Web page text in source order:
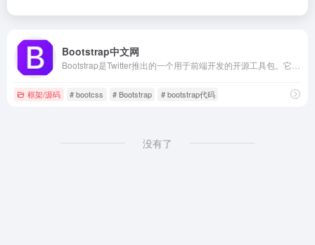
Bootstrap中文网
框架/源码 # bootcss # Bootstrap # bootstrap代码
没有了